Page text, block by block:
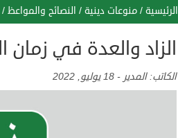
الرئيسية / منوعات دينية / النصائح والمواعظ /
الزاد والعدة في زمان
الكاتب:المدير - 18 يوليو, 2022